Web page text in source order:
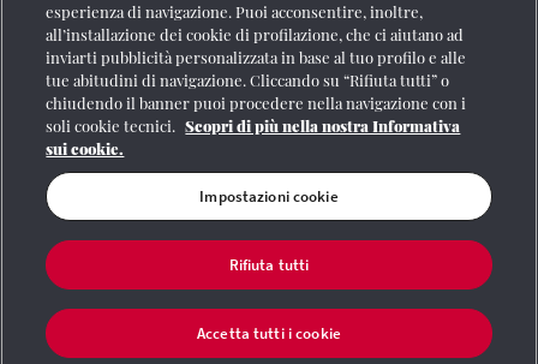
Social
Se vuoi contattarci o avere altre informazioni
CONTATTI
Registrazione Tribunale di Roma n° 204/2009
| |Credits | Protezione dei dati personali
Partita
Iva 06359501001
esperienza di navigazione. Puoi acconsentire, inoltre,
all’installazione dei cookie di profilazione, che ci aiutano ad
inviarti pubblicità personalizzata in base al tuo profilo e alle
tue abitudini di navigazione. Cliccando su “Rifiuta tutti” o
chiudendo il banner puoi procedere nella navigazione con i
soli cookie tecnici. Scopri di più nella nostra Informativa
sui cookie.
Impostazioni cookie
Rifiuta tutti
Accetta tutti i cookie